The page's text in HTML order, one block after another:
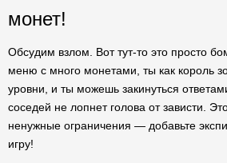
монет!
Обсудим взлом. Вот тут-то это просто
меню с много монетами, ты как король
уровни, и ты можешь закинуться
соседей не лопнет голова от зависти.
ненужные ограничения — добавьте
игру!